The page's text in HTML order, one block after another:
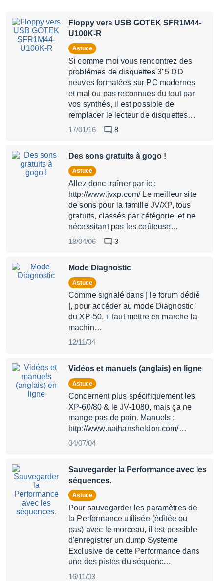
Floppy vers USB GOTEK SFR1M44-
U100K-R
Astuce
Si comme moi vous rencontrez des
problèmes de disquettes 3"5 DD
neuves formatées sur PC modernes
et mal ou pas reconnues du tout par
vos synthés, il est possible de
remplacer le lecteur de disquettes…
17/01/16
8
Des sons gratuits à gogo !
Astuce
Allez donc traîner par ici:
http://www.jvxp.com/ Le meilleur site
de sons pour la famille JV/XP, tous
gratuits, classés par cétégorie, et ne
nécessitant pas les coûteuse…
18/04/06
3
Mode Diagnostic
Astuce
Comme signalé dans | le forum dédié
|, pour accéder au mode Diagnostic
du XP-50, il faut mettre en marche la
machin…
12/11/04
Vidéos et manuels (anglais) en ligne
Astuce
Concernent plus spécifiquement les
XP-60/80 & le JV-1080, mais ça ne
mange pas de pain. Manuels :
http://www.nathansheldon.com/…
04/07/04
Sauvegarder la Performance avec les
séquences.
Astuce
Pour sauvegarder les paramètres de
la Performance utilisée (éditée ou
pas) avec le morceau, il est possible
d'enregistrer un dump Systeme
Exclusive de cette Performance dans
une des pistes du séquenc…
16/11/03